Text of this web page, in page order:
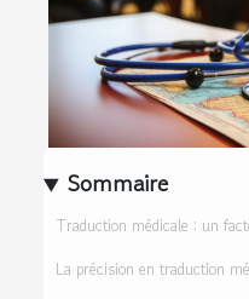
Sommaire
Traduction médicale : un
La précision en traduction